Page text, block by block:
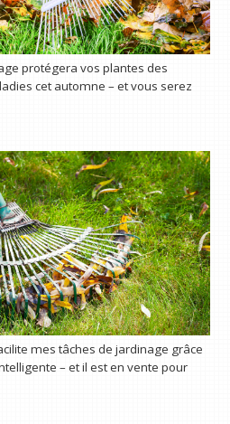
protégera vos plantes des
cet automne – et vous serez
mes tâches de jardinage grâce
– et il est en vente pour